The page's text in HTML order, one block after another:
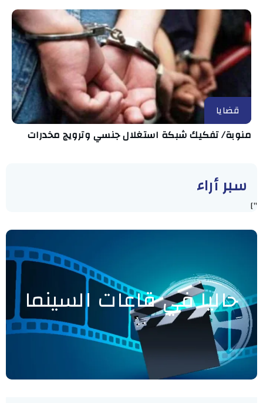
قضايا
منوبة/ تفكيك شبكة استغلال جنسي وترويج مخدرات
سبر أراء
"]
حاليا في قاعات السينما